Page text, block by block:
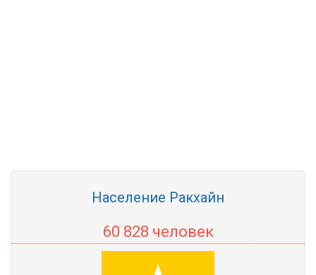
Население Ракхайн
60 828 человек